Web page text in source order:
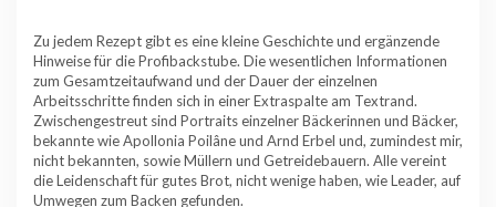
Zu jedem Rezept gibt es eine kleine Geschichte und ergänzende
Hinweise für die Profibackstube. Die wesentlichen Informationen
zum Gesamtzeitaufwand und der Dauer der einzelnen
Arbeitsschritte finden sich in einer Extraspalte am Textrand.
Zwischengestreut sind Portraits einzelner Bäckerinnen und Bäcker,
bekannte wie Apollonia Poilâne und Arnd Erbel und, zumindest mir,
nicht bekannten, sowie Müllern und Getreidebauern. Alle vereint
die Leidenschaft für gutes Brot, nicht wenige haben, wie Leader, auf
Umwegen zum Backen gefunden.